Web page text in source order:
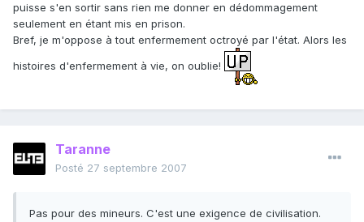
puisse s'en sortir sans rien me donner en dédommagement
seulement en étant mis en prison.
Bref, je m'oppose à tout enfermement octroyé par l'état. Alors les
histoires d'enfermement à vie, on oublie!
Taranne
Posté 27 septembre 2007
Pas pour des mineurs. C'est une exigence de civilisation.